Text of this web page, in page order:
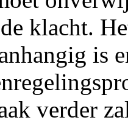
klacht.
is
verder